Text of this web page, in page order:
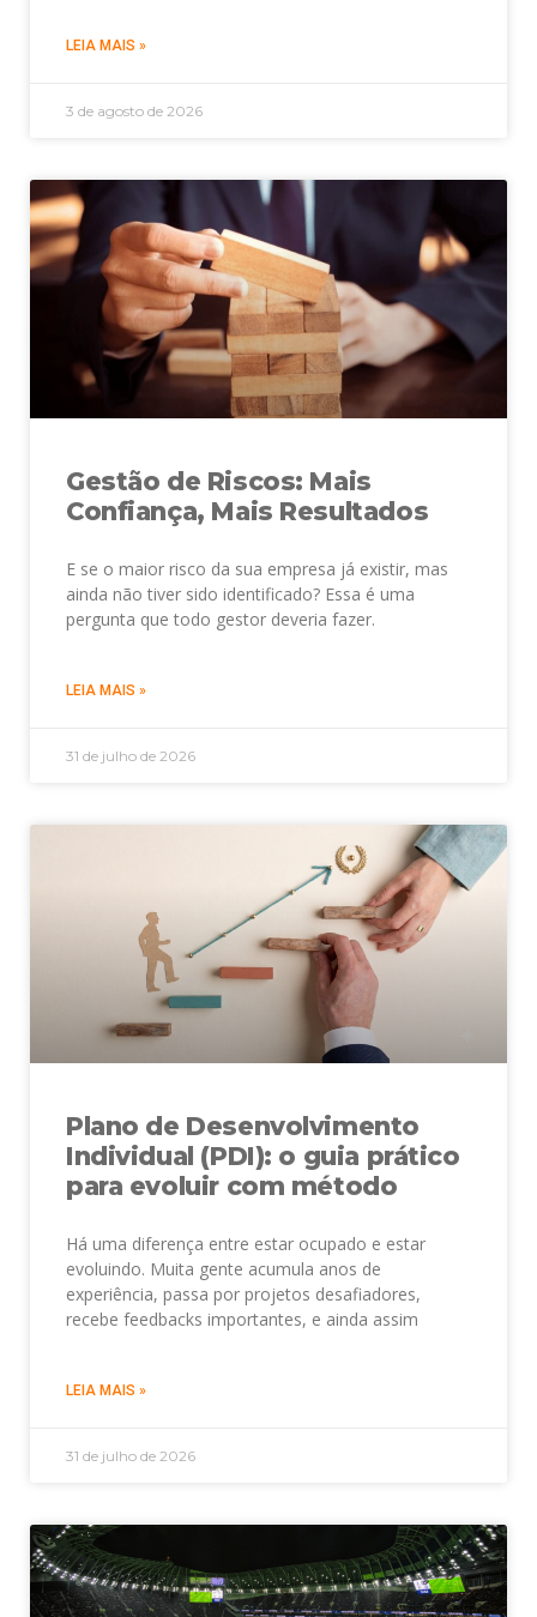
LEIA MAIS »
3 de agosto de 2026
Gestão de Riscos: Mais
Confiança, Mais Resultados
E se o maior risco da sua empresa já existir, mas
ainda não tiver sido identificado? Essa é uma
pergunta que todo gestor deveria fazer.
LEIA MAIS »
31 de julho de 2026
Plano de Desenvolvimento
Individual (PDI): o guia prático
para evoluir com método
Há uma diferença entre estar ocupado e estar
evoluindo. Muita gente acumula anos de
experiência, passa por projetos desafiadores,
recebe feedbacks importantes, e ainda assim
LEIA MAIS »
31 de julho de 2026